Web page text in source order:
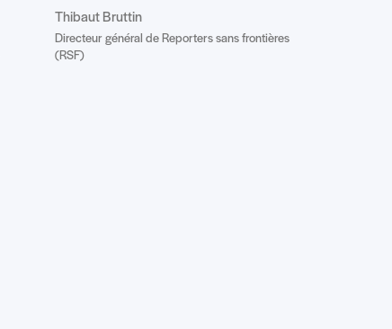
Thibaut Bruttin
Directeur général de Reporters sans frontières
(RSF)